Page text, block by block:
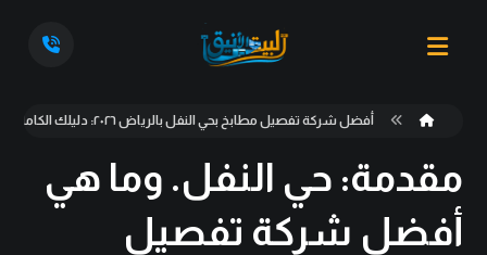
أفضل شركة تفصيل مطابخ بحي النفل بالرياض ٢٠٢٦: دليلك الكامل للحصول على مطبخ فاخر مع "البيت الأنيق"
مقدمة: حي النفل. وما هي
أفضل شركة تفصيل